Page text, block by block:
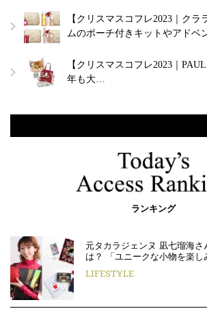
【クリスマスコフレ2023｜クラ
ムのポーチ付きキットやアドベ
【クリスマスコフレ2023｜
年も大…
ランキング
元タカラジェンヌ 凪七瑠海
は？ 「ユニークな小物を楽
LIFESTYLE